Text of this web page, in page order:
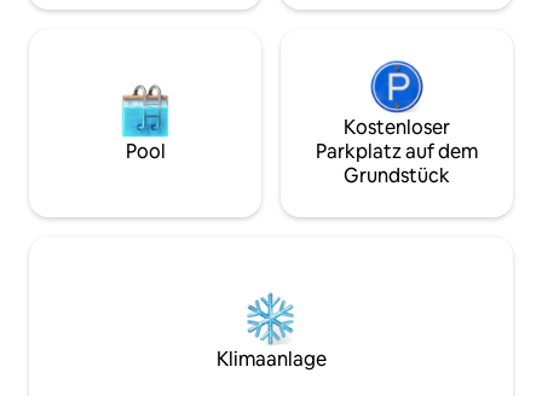
Pool
Kostenloser
Parkplatz auf dem
Grundstück
Klimaanlage